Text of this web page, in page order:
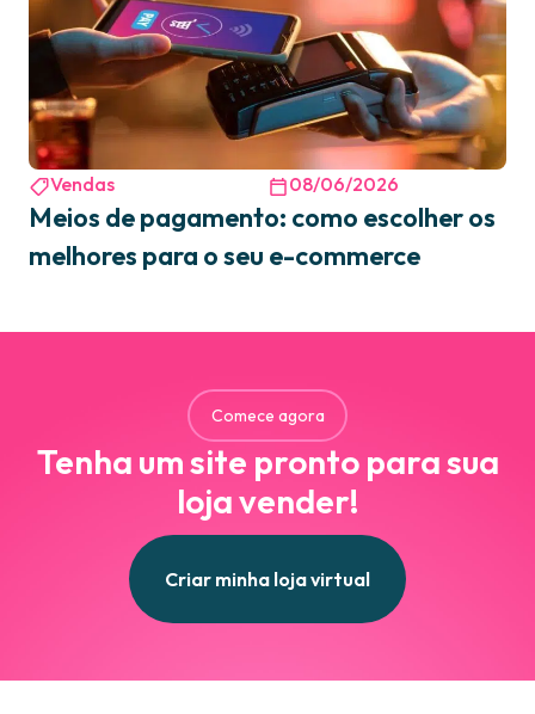
Vendas 08/06/2026
Meios de pagamento: como escolher os
melhores para o seu e-commerce
Comece agora
Tenha um site pronto para sua
loja vender!
Criar minha loja virtual